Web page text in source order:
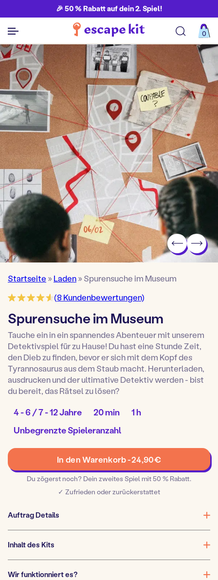
🎉 50 % Rabatt auf dein 2. Spiel!
0
Startseite »Laden»Spurensuche im Museum
(8Kundenbewertungen)
Spurensuche im Museum
Tauche ein in ein spannendes Abenteuer mit unserem
Detektivspiel für zu Hause! Du hast eine Stunde Zeit,
den Dieb zu finden, bevor er sich mit dem Kopf des
Tyrannosaurus aus dem Staub macht. Herunterladen,
ausdrucken und der ultimative Detektiv werden - bist
du bereit, das Rätsel zu lösen?
Alter
Spiel:
4 - 6 / 7 - 12 Jahre Aufbauzeit:
20 min Spieldauer:
1 h
Anzahl
vonUnbegrenzte Spieleranzahl
im
Museum
In den Warenkorb -24,90€
Du zögerst noch? Dein zweites Spiel mit 50 % Rabatt.
✓ Zufrieden oder zurückerstattet
Auftrag Details
Inhalt des Kits
Wir funktionniert es?
Alle Spiele ansehen